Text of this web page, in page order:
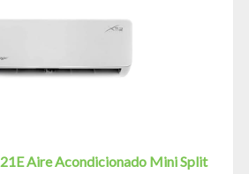
Aire Acondicionado Mini Split